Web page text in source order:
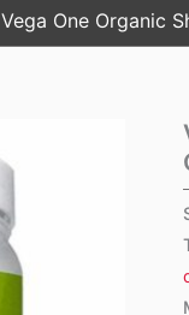
Vega One Organic